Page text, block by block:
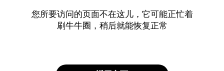
您所要访问的页面不在这儿，它可能正忙着
刷牛牛圈，稍后就能恢复正常